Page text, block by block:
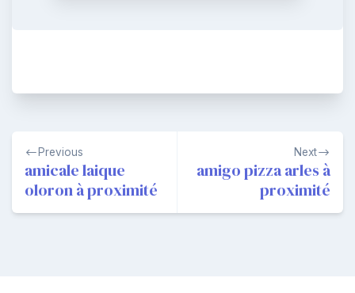
Navigation
de
l’article
Previous
amicale laique
oloron à proximité
Next
amigo pizza arles à
proximité